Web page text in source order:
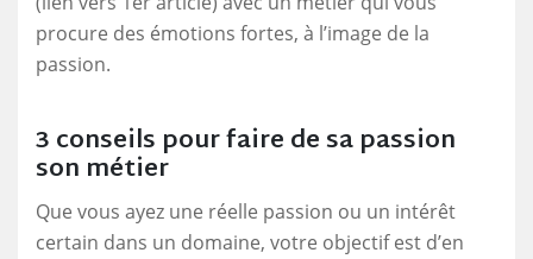
procure des émotions fortes, à l’image de la
passion.
3 conseils pour faire de sa passion
son métier
Que vous ayez une réelle passion ou un intérêt
certain dans un domaine, votre objectif est d’en